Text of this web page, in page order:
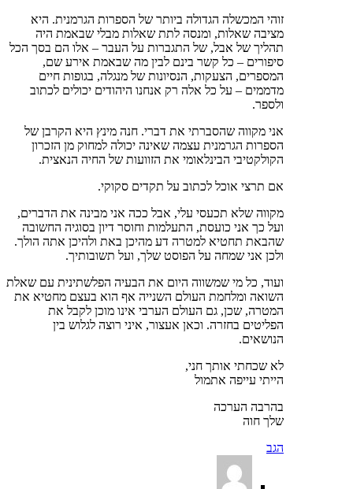
זוהי המכשלה הגדולה ביותר של הספרות הגרמנית. היא
מציבה שאלות, ומנסה לתת שאלות מבלי שבאמת היה
תהליך של אבל, של התגברות על העבר – אלו הם בסך הכל
סיפורים – כל קשר בינם לבין מה שבאמת אירע שם,
המספרים, הצעקות, הנסיונות של מנגלה, בגופות חיים
מדממים – על כל אלה רק אנחנו היהודים יכולים לכתוב
ולספר.
אני מקווה שהסברתי את דברי. חנה מינץ היא הקרבן של
הספרות הגרמנית עצמה שאינה יכולה למחוק מן הזכרון
הקולקטיבי הבינלאומי את הזוועות של החיה הנאצית.
אם תרצי אוכל לכתוב על תקדים סקוקי.
מקווה שלא תכעסי עלי, אבל ככה אני מבינה את הדברים,
ועל כך אני כועסת, התעלמות וחוסר דיון בסוגיה החשובה
שהבאת תחטיא למטרה דע מהיכן באת ולהיכן אתה הולך.
ולכן אני שמחה על הפוסט שלך, ועל תשובותיך.
ועוד, כל מי שמשווה היום את הבעיה הפלשתינית עם שאלת
השואה ומלחמת העולם השנייה אף הוא בעצם מחטיא את
המטרה, שכן, גם העולם הערבי אינו מוכן לקבל את
הפליטים בחזרה. וכאן אעצור, איני רוצה לגלוש בין
הנושאים.
לא שכחתי אותך חני,
הייתי עייפה אתמול
בהרבה הערכה
שלך חוה
הגב